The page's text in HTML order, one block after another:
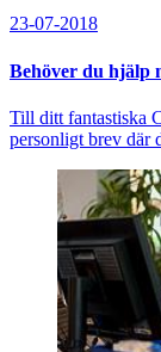
23-07-2018
Behöver du hjälp
Till ditt fantastiska
personligt brev där